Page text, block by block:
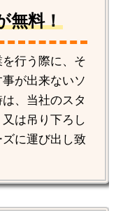
無料！
行う際に、そ
が出来ないソ
、当社のスタ
は吊り下ろし
に運び出し致